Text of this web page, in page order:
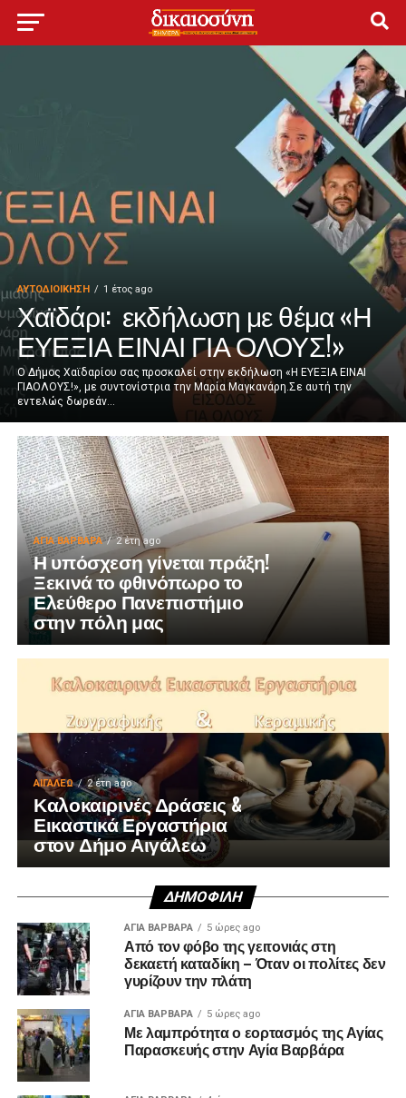
ΑΥΤΟΔΙΟΊΚΗΣΗ 1 έτος ago
Χαϊδάρι: εκδήλωση με θέμα «Η
ΕΥΕΞΙΑ ΕΙΝΑΙ ΓΙΑ ΟΛΟΥΣ!»
Ο Δήμος Χαϊδαρίου σας προσκαλεί στην εκδήλωση «Η ΕΥΕΞΙΑ ΕΙΝΑΙ
ΓΙΑΟΛΟΥΣ!», με συντονίστρια την Μαρία Μαγκανάρη.Σε αυτή την
εντελώς δωρεάν...
ΑΓΙΑ ΒΑΡΒΑΡΑ 2 έτη ago
Η υπόσχεση γίνεται πράξη!
Ξεκινά το φθινόπωρο το
Ελεύθερο Πανεπιστήμιο
στην πόλη μας
ΑΙΓΑΛΕΩ 2 έτη ago
Καλοκαιρινές Δράσεις &
Εικαστικά Εργαστήρια
στον Δήμο Αιγάλεω
ΔΗΜΟΦΙΛΉ
ΑΓΙΑ ΒΑΡΒΑΡΑ 5 ώρες ago
Από τον φόβο της γειτονιάς στη
δεκαετή καταδίκη – Όταν οι πολίτες δεν
γυρίζουν την πλάτη
ΑΓΙΑ ΒΑΡΒΑΡΑ 5 ώρες ago
Με λαμπρότητα ο εορτασμός της Αγίας
Παρασκευής στην Αγία Βαρβάρα